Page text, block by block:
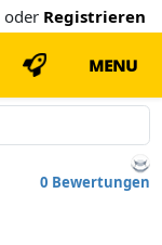
oder Registrieren
MENU
0 Bewertungen